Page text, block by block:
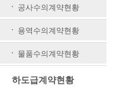
공사수의계약현황
용역수의계약현황
물품수의계약현황
하도급계약현황